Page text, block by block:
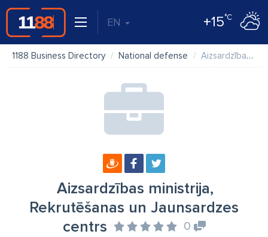
EN +15°C
1188 Business Directory National defense Aizsardzības ministrija, Rekrutēšanas un Jaunsardzes centrs
Aizsardzības ministrija,
Rekrutēšanas un Jaunsardzes
centrs
0